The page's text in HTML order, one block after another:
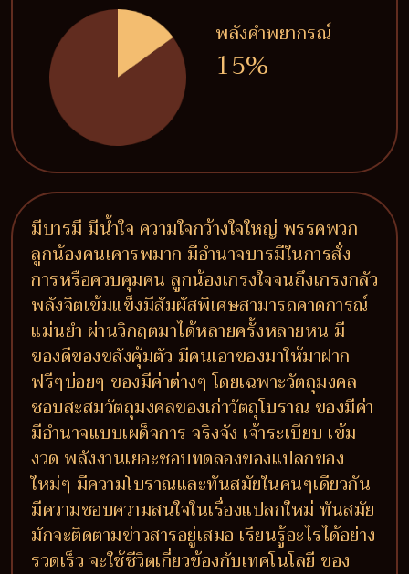
พลังคำพยากรณ์
15%
มีบารมี มีน้ำใจ ความใจกว้างใจใหญ่ พรรคพวก
ลูกน้องคนเคารพมาก มีอำนาจบารมีในการสั่ง
การหรือควบคุมคน ลูกน้องเกรงใจจนถึงเกรงกลัว
พลังจิตเข้มแข็งมีสัมผัสพิเศษสามารถคาดการณ์
แม่นยำ ผ่านวิกฤตมาได้หลายครั้งหลายหน มี
ของดีของขลังคุ้มตัว มีคนเอาของมาให้มาฝาก
ฟรีๆบ่อยๆ ของมีค่าต่างๆ โดยเฉพาะวัตถุมงคล
ชอบสะสมวัตถุมงคลของเก่าวัตถุโบราณ ของมีค่า
มีอำนาจแบบเผด็จการ จริงจัง เจ้าระเบียบ เข้ม
งวด พลังงานเยอะชอบทดลองของแปลกของ
ใหม่ๆ มีความโบราณและทันสมัยในคนๆเดียวกัน
มีความชอบความสนใจในเรื่องแปลกใหม่ ทันสมัย
มักจะติดตามข่าวสารอยู่เสมอ เรียนรู้อะไรได้อย่าง
รวดเร็ว จะใช้ชีวิตเกี่ยวข้องกับเทคโนโลยี ของ